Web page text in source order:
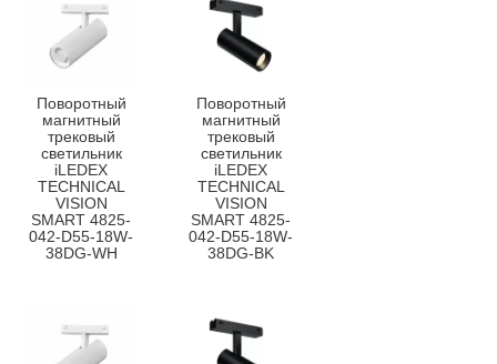
Поворотный
магнитный
трековый
светильник
iLEDEX
TECHNICAL
VISION
SMART 4825-
042-D55-18W-
38DG-WH
Поворотный
магнитный
трековый
светильник
iLEDEX
TECHNICAL
VISION
SMART 4825-
042-D55-18W-
38DG-BK